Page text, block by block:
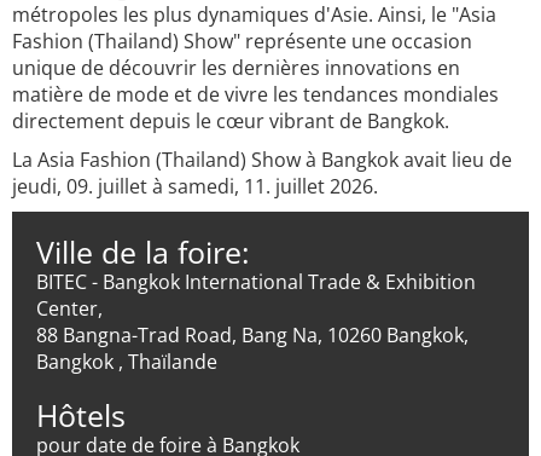
métropoles les plus dynamiques d'Asie. Ainsi, le "Asia
Fashion (Thailand) Show" représente une occasion
unique de découvrir les dernières innovations en
matière de mode et de vivre les tendances mondiales
directement depuis le cœur vibrant de Bangkok.
La Asia Fashion (Thailand) Show à Bangkok avait lieu de
jeudi, 09. juillet à samedi, 11. juillet 2026.
Ville de la foire:
BITEC - Bangkok International Trade & Exhibition
Center,
88 Bangna-Trad Road, Bang Na, 10260 Bangkok,
Bangkok , Thaïlande
Hôtels
pour date de foire à Bangkok